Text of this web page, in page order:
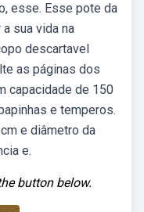
esse. Esse pote da
sua vida na
descartavel
as páginas dos
capacidade de 150
e temperos.
e diâmetro da
e.
button below.